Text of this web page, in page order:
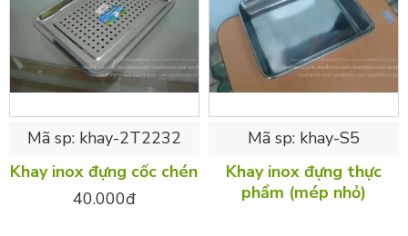
Mã sp: khay-2T2232
Khay inox đựng cốc chén
40.000đ
Mã sp: khay-S5
Khay inox đựng thực
phẩm (mép nhỏ)